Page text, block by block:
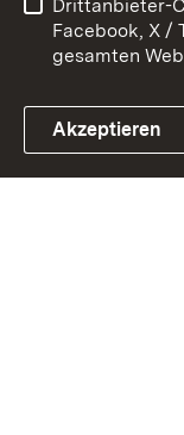
Link zum
Impressum
Drittanbieter-
Facebook, X /
gesamten
Akzeptieren